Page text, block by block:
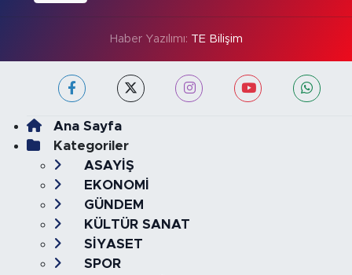
Haber Yazılımı: TE Bilişim
Ana Sayfa
Kategoriler
ASAYİŞ
EKONOMİ
GÜNDEM
KÜLTÜR SANAT
SİYASET
SPOR